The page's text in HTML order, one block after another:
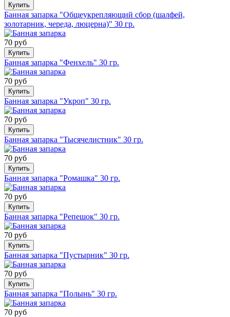
Купить
Банная запарка "Общеукрепляющий сбор (шалфей,
золотарник, череда, люцерна)" 30 гр.
70 руб
Купить
Банная запарка "Фенхель" 30 гр.
70 руб
Купить
Банная запарка "Укроп" 30 гр.
70 руб
Купить
Банная запарка "Тысячелистник" 30 гр.
70 руб
Купить
Банная запарка "Ромашка" 30 гр.
70 руб
Купить
Банная запарка "Репешок" 30 гр.
70 руб
Купить
Банная запарка "Пустырник" 30 гр.
70 руб
Купить
Банная запарка "Полынь" 30 гр.
70 руб